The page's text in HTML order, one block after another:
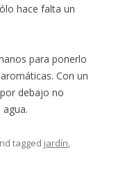
hace falta un
para ponerlo
Con un
debajo no
tagged jardín,